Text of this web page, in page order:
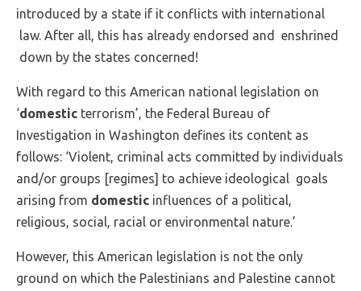
introduced by a state if it conflicts with international
law. After all, this has already endorsed and enshrined
down by the states concerned!
With regard to this American national legislation on
‘domestic terrorism’, the Federal Bureau of
Investigation in Washington defines its content as
follows: ‘Violent, criminal acts committed by individuals
and/or groups [regimes] to achieve ideological goals
arising from domestic influences of a political,
religious, social, racial or environmental nature.’
However, this American legislation is not the only
ground on which the Palestinians and Palestine cannot